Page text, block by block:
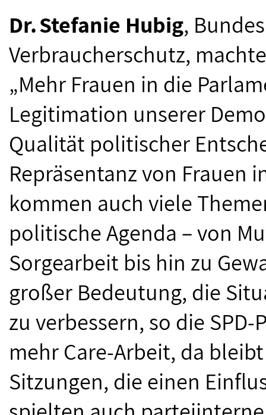
Dr. Stefanie Hubig,
Verbraucherschutz,
„Mehr Frauen in die
Legitimation unserer
Qualität politischer
Repräsentanz von Frauen
kommen auch viele
politische Agenda – von
Sorgearbeit bis hin zu
großer Bedeutung, die
zu ­verbessern, so die
mehr Care-Arbeit, da
Sitzungen, die einen